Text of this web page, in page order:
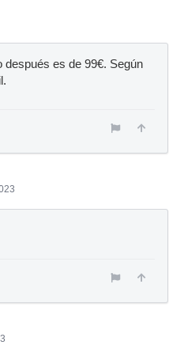
después es de 99€. Según